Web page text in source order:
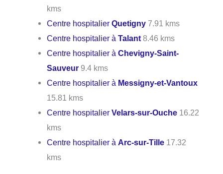
kms
Centre hospitalierQuetigny 7.91 kms
Centre hospitalier àTalant 8.46 kms
Centre hospitalier àChevigny-Saint-
Sauveur 9.4 kms
Centre hospitalier à Messigny-et-Vantoux
15.81 kms
Centre hospitalierVelars-sur-Ouche 16.22
kms
Centre hospitalier àArc-sur-Tille 17.32
kms